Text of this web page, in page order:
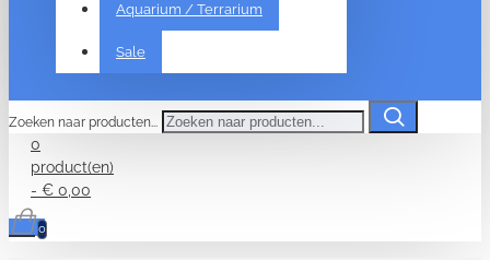
Aquarium / Terrarium
Sale
Zoeken naar producten...
0
product(en)
- € 0,00
0